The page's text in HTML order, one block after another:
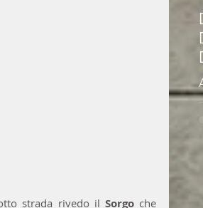
strada rivedo il Sorgo che